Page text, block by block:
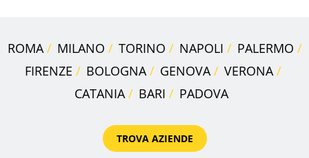
ROMA MILANO TORINO NAPOLI
PALERMO
FIRENZE
BOLOGNA GENOVA
VERONA
CATANIA
BARI PADOVA
TROVA AZIENDE